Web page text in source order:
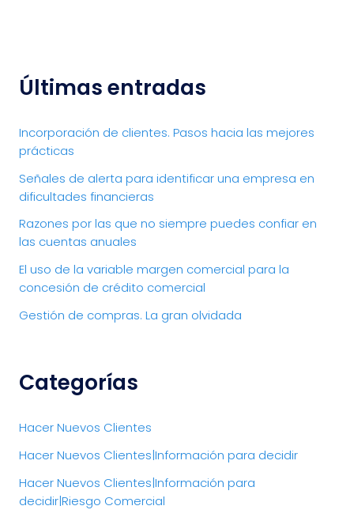
Últimas entradas
Incorporación de clientes. Pasos hacia las mejores
prácticas
Señales de alerta para identificar una empresa en
dificultades financieras
Razones por las que no siempre puedes confiar en
las cuentas anuales
El uso de la variable margen comercial para la
concesión de crédito comercial
Gestión de compras. La gran olvidada
Categorías
Hacer Nuevos Clientes
Hacer Nuevos Clientes|Información para decidir
Hacer Nuevos Clientes|Información para
decidir|Riesgo Comercial